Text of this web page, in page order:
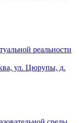
реальности
ул. Цюрупы, д.